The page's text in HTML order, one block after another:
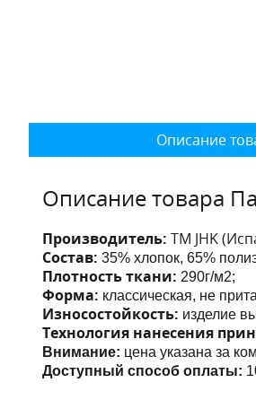
Описание
Описание товара
Производитель: ТМ JHK
Состав: 35% хлопок, 65%
Плотность ткани: 290г/м2;
Форма: классическая, не
Износостойкость: изделие
Технология нанесения
Внимание: цена указана за
Доступный способ оплаты: